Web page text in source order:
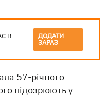
В ДОДАТИ
ЗАРАЗ
57-річного
підозрюють у